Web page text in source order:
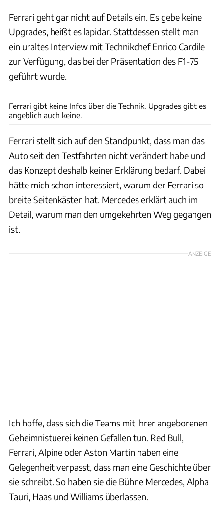
Ferrari geht gar nicht auf Details ein. Es gebe keine
Upgrades, heißt es lapidar. Stattdessen stellt man
ein uraltes Interview mit Technikchef Enrico Cardile
zur Verfügung, das bei der Präsentation des F1-75
geführt wurde.
Ferrari gibt keine Infos über die Technik. Upgrades gibt es
angeblich auch keine.
Ferrari stellt sich auf den Standpunkt, dass man das
Auto seit den Testfahrten nicht verändert habe und
das Konzept deshalb keiner Erklärung bedarf. Dabei
hätte mich schon interessiert, warum der Ferrari so
breite Seitenkästen hat. Mercedes erklärt auch im
Detail, warum man den umgekehrten Weg gegangen
ist.
ANZEIGE
Ich hoffe, dass sich die Teams mit ihrer angeborenen
Geheimnistuerei keinen Gefallen tun. Red Bull,
Ferrari, Alpine oder Aston Martin haben eine
Gelegenheit verpasst, dass man eine Geschichte über
sie schreibt. So haben sie die Bühne Mercedes, Alpha
Tauri, Haas und Williams überlassen.